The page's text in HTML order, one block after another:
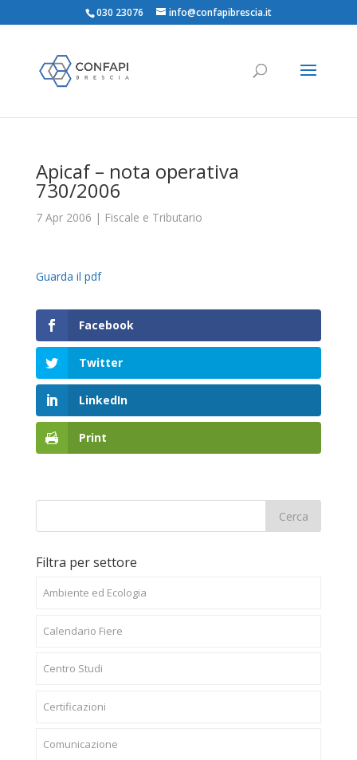
030 23076 info@confapibrescia.it
Apicaf – nota operativa
730/2006
7 Apr 2006 | Fiscale e Tributario
Guarda il pdf
Facebook
Twitter
LinkedIn
Print
Filtra per settore
Ambiente ed Ecologia
Calendario Fiere
Centro Studi
Certificazioni
Comunicazione